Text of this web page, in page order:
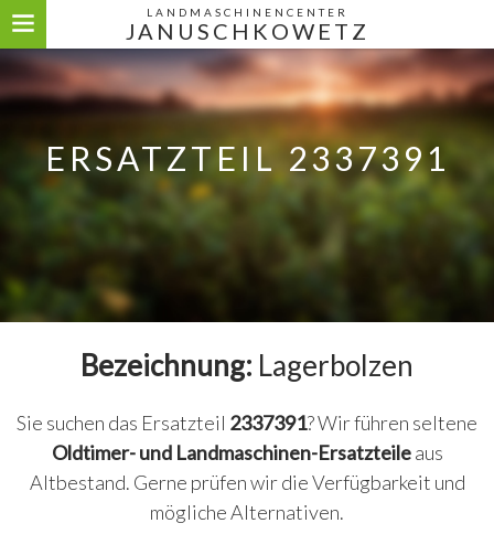
LANDMASCHINENCENTER
JANUSCHKOWETZ
ERSATZTEIL 2337391
Bezeichnung: Lagerbolzen
Sie suchen das Ersatzteil 2337391? Wir führen seltene
Oldtimer- und Landmaschinen-Ersatzteileaus
Altbestand. Gerne prüfen wir die Verfügbarkeit und
mögliche Alternativen.